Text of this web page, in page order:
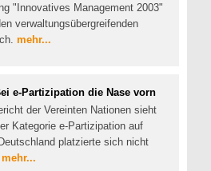
"Innovatives Management 2003"
verwaltungsübergreifenden
mehr...
e-Partizipation die Nase vorn
der Vereinten Nationen sieht
Kategorie e-Partizipation auf
platzierte sich nicht
mehr...